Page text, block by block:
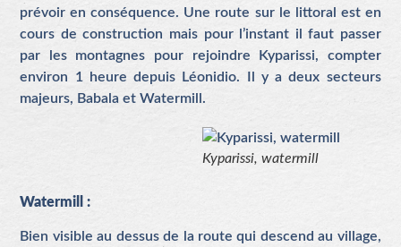
prévoir en conséquence. Une route sur le littoral est en
cours de construction mais pour l’instant il faut passer
par les montagnes pour rejoindre Kyparissi, compter
environ 1 heure depuis Léonidio. Il y a deux secteurs
majeurs, Babala et Watermill.
Kyparissi, watermill
Watermill :
Bien visible au dessus de la route qui descend au village,